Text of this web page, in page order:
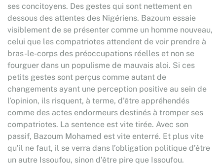
ses concitoyens. Des gestes qui sont nettement en
dessous des attentes des Nigériens. Bazoum essaie
visiblement de se présenter comme un homme nouveau,
celui que les compatriotes attendent de voir prendre à
bras-le-corps des préoccupations réelles et non se
fourguer dans un populisme de mauvais aloi. Si ces
petits gestes sont perçus comme autant de
changements ayant une perception positive au sein de
l’opinion, ils risquent, à terme, d’être appréhendés
comme des actes endormeurs destinés à tromper ses
compatriotes. La sentence est vite tirée. Avec son
passif, Bazoum Mohamed est vite enterré. Et plus vite
qu’il ne faut, il se verra dans l’obligation politique d’être
un autre Issoufou, sinon d’être pire que Issoufou.